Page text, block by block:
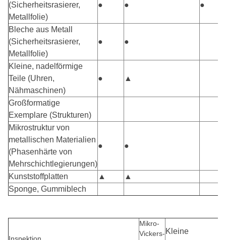
(Sicherheitsrasierer,
Metallfolie)
● ● ●
Bleche aus Metall
(Sicherheitsrasierer,
Metallfolie)
● ●
Kleine, nadelförmige
Teile (Uhren,
Nähmaschinen)
● ▲
Großformatige
Exemplare (Strukturen)
Mikrostruktur von
metallischen Materialien
(Phasenhärte von
Mehrschichtlegierungen)
● ●
Kunststoffplatten ▲
▲
Sponge, Gummiblech
Mikro-
Vickers- Kleine